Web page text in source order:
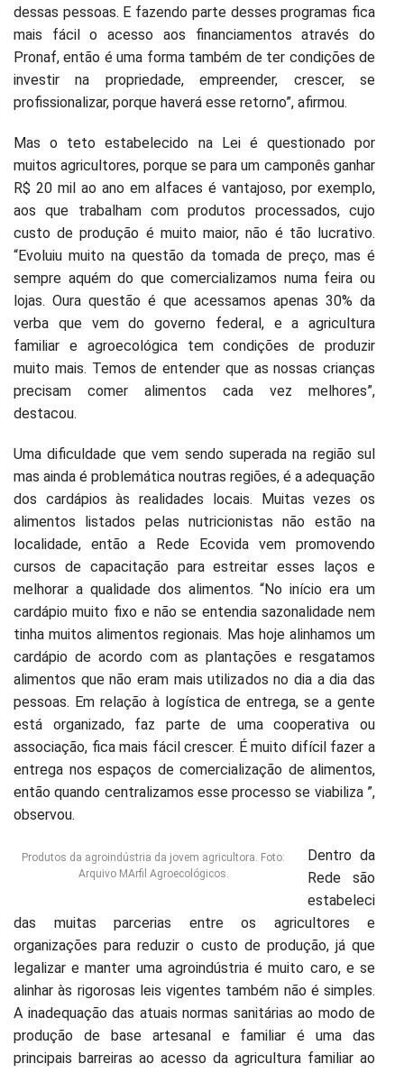
dessas pessoas. E fazendo parte desses programas fica
mais fácil o acesso aos financiamentos através do
Pronaf, então é uma forma também de ter condições de
investir na propriedade, empreender, crescer, se
profissionalizar, porque haverá esse retorno”, afirmou.
Mas o teto estabelecido na Lei é questionado por
muitos agricultores, porque se para um camponês ganhar
R$ 20 mil ao ano em alfaces é vantajoso, por exemplo,
aos que trabalham com produtos processados, cujo
custo de produção é muito maior, não é tão lucrativo.
“Evoluiu muito na questão da tomada de preço, mas é
sempre aquém do que comercializamos numa feira ou
lojas. Oura questão é que acessamos apenas 30% da
verba que vem do governo federal, e a agricultura
familiar e agroecológica tem condições de produzir
muito mais. Temos de entender que as nossas crianças
precisam comer alimentos cada vez melhores”,
destacou.
Uma dificuldade que vem sendo superada na região sul
mas ainda é problemática noutras regiões, é a adequação
dos cardápios às realidades locais. Muitas vezes os
alimentos listados pelas nutricionistas não estão na
localidade, então a Rede Ecovida vem promovendo
cursos de capacitação para estreitar esses laços e
melhorar a qualidade dos alimentos. “No início era um
cardápio muito fixo e não se entendia sazonalidade nem
tinha muitos alimentos regionais. Mas hoje alinhamos um
cardápio de acordo com as plantações e resgatamos
alimentos que não eram mais utilizados no dia a dia das
pessoas. Em relação à logística de entrega, se a gente
está organizado, faz parte de uma cooperativa ou
associação, fica mais fácil crescer. É muito difícil fazer a
entrega nos espaços de comercialização de alimentos,
então quando centralizamos esse processo se viabiliza ”,
observou.
Produtos da agroindústria da jovem agricultora. Foto:
Arquivo MArfil Agroecológicos.
Dentro da
Rede são
estabeleci
das muitas parcerias entre os agricultores e
organizações para reduzir o custo de produção, já que
legalizar e manter uma agroindústria é muito caro, e se
alinhar às rigorosas leis vigentes também não é simples.
A inadequação das atuais normas sanitárias ao modo de
produção de base artesanal e familiar é uma das
principais barreiras ao acesso da agricultura familiar ao